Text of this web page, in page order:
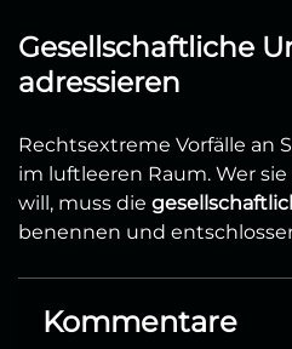
Gesellschaftliche
adressieren
Rechtsextreme Vorfälle an
im luftleeren Raum. Wer
will, muss die
benennen und
Kommentare